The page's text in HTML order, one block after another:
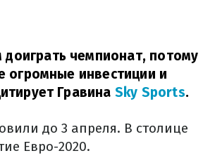
чемпионат, потому
огромные инвестиции и
Гравина Sky Sports.
до 3 апреля. В столице
Евро-2020.